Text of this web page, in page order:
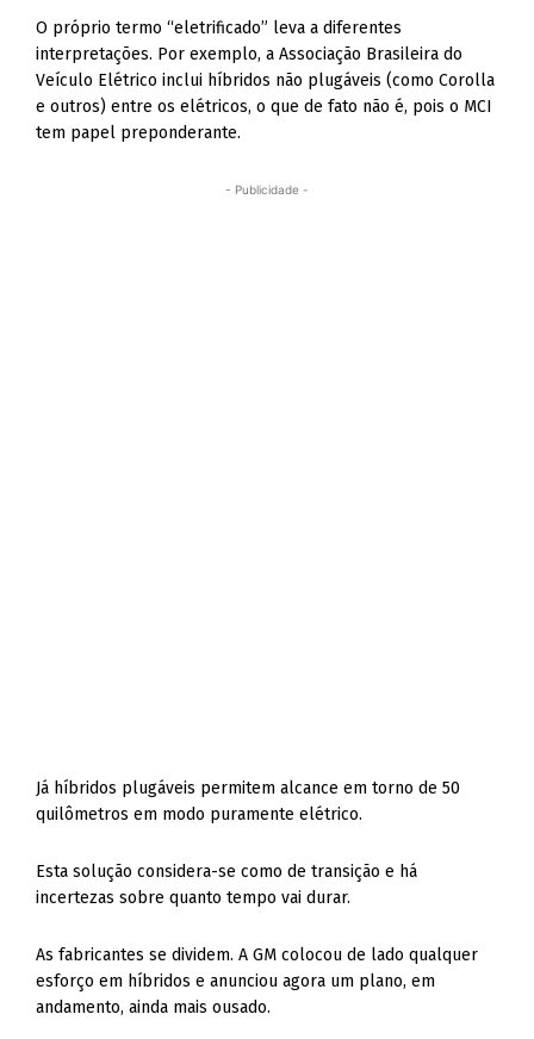
O próprio termo “eletrificado” leva a diferentes
interpretações. Por exemplo, a Associação Brasileira do
Veículo Elétrico inclui híbridos não plugáveis (como Corolla
e outros) entre os elétricos, o que de fato não é, pois o MCI
tem papel preponderante.
- Publicidade -
Já híbridos plugáveis permitem alcance em torno de 50
quilômetros em modo puramente elétrico.
Esta solução considera-se como de transição e há
incertezas sobre quanto tempo vai durar.
As fabricantes se dividem. A GM colocou de lado qualquer
esforço em híbridos e anunciou agora um plano, em
andamento, ainda mais ousado.